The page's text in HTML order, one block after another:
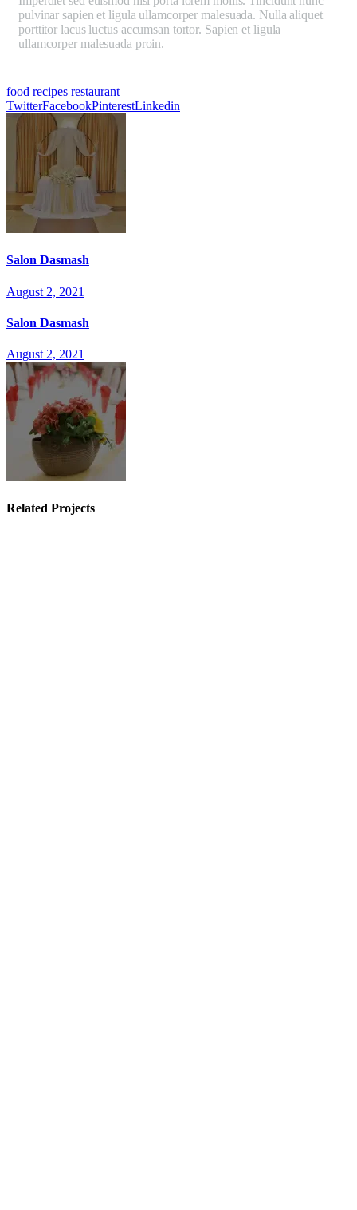
pulvinar sapien et ligula ullamcorper malesuada. Nulla aliquet
porttitor lacus luctus accumsan tortor. Sapien et ligula
ullamcorper malesuada proin.
food recipes restaurant
TwitterFacebookPinterestLinkedin
Salon Dasmash
August 2, 2021
Salon Dasmash
August 2, 2021
Related Projects